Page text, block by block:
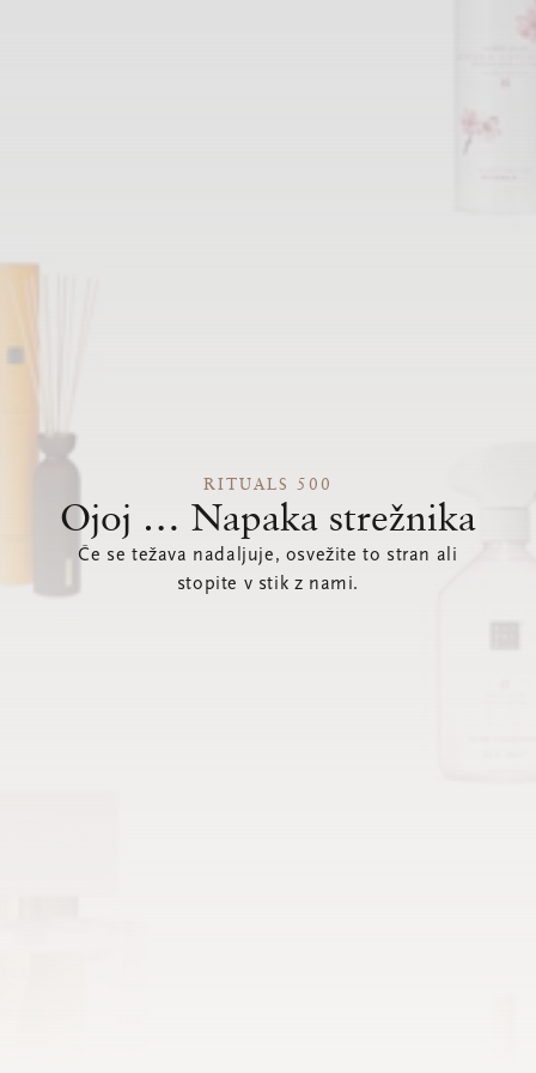
RITUALS 500
Ojoj … Napaka strežnika
Če se težava nadaljuje, osvežite to stran ali
stopite v stik z nami.